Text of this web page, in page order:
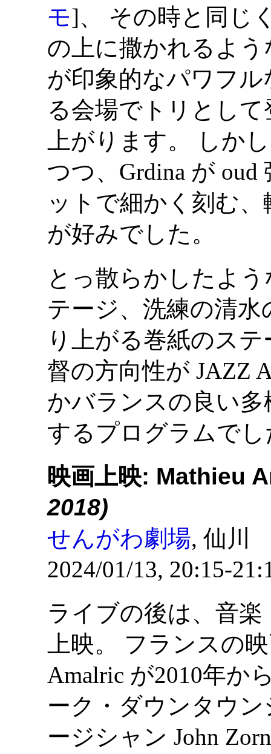
モ]、 その時と同じ
の上に撒かれるよ
が印象的なパワフ
る会場でトリとし
上がります。 しか
つつ、Grdina が
ットで細かく刻む
が好みでした。
とっ散らかしたよ
テージ、洗練の清
り上がる巻紙のス
督の方向性が JAZZ
かバランスの良い
するプログラムでし
映画上映: Mathieu
2018)
せんがわ劇場, 仙川
2024/01/13, 20:15-
ライブの後は、音
上映。 フランスの
Amalric が2010年か
ーク・ダウンタウ
ージシャン John